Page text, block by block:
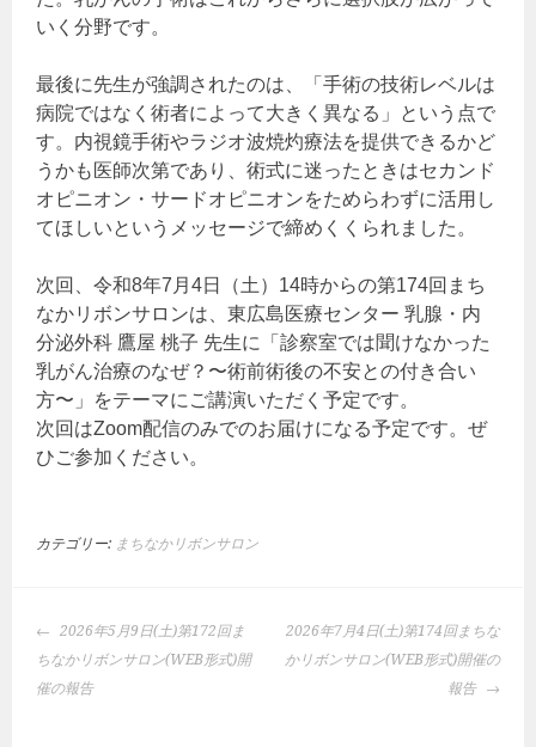
いく分野です。
最後に先生が強調されたのは、「手術の技術レベルは
病院ではなく術者によって大きく異なる」という点で
す。内視鏡手術やラジオ波焼灼療法を提供できるかど
うかも医師次第であり、術式に迷ったときはセカンド
オピニオン・サードオピニオンをためらわずに活用し
てほしいというメッセージで締めくくられました。
次回、令和8年7月4日（土）14時からの第174回まち
なかリボンサロンは、東広島医療センター 乳腺・内
分泌外科 鷹屋 桃子 先生に「診察室では聞けなかった
乳がん治療のなぜ？〜術前術後の不安との付き合い
方〜」をテーマにご講演いただく予定です。
次回はZoom配信のみでのお届けになる予定です。ぜ
ひご参加ください。
カテゴリー: まちなかリボンサロン
投
稿
ナ
2026年5月9日(土)第172回ま
ちなかリボンサロン(WEB形式)開
催の報告
2026年7月4日(土)第174回まちな
かリボンサロン(WEB形式)開催の
報告